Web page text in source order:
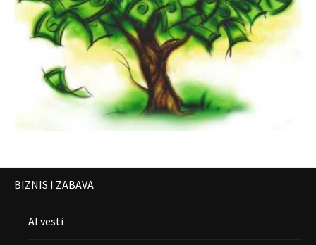
BIZNIS I ZABAVA
AI vesti